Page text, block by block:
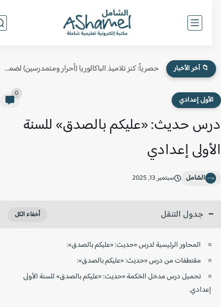
📁 آخر الأخبار حصرياً: كنز تلاميذ الباكالوريا (أحرار ومتمدرسين) لضمان النقطة الكاملة في...
إعدادي
حديث: «عليكم بالصدق» للسنة
إعدادي
الشامل سبتمبر 13, 2025
جدول التنقل
المحاور الرئيسية لدرس «حديث: «عليكم بالصدق»:
مقتطفات من درس «حديث: «عليكم بالصدق»:
تحميل درس مدخل الخكمة «حديث: «عليكم بالصدق» للسنة الأولى
إعدادي.